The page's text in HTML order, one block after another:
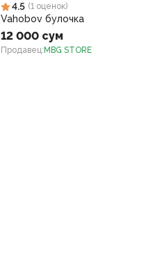
4.5 (1 оценок)
Vahobov булочка
12 000 сум
Продавец: MBG STORE